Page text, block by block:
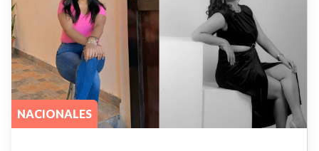
NACIONALES